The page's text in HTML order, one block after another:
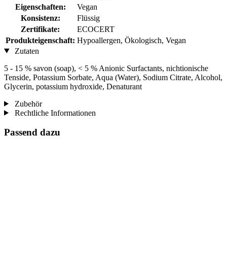
Eigenschaften:
Vegan
Konsistenz:
Flüssig
Zertifikate:
ECOCERT
Produkteigenschaft: Hypoallergen, Ökologisch, Vegan
Zutaten
5 - 15 % savon (soap), < 5 % Anionic Surfactants, nichtionische
Tenside, Potassium Sorbate, Aqua (Water), Sodium Citrate, Alcohol,
Glycerin, potassium hydroxide, Denaturant
Zubehör
Rechtliche Informationen
Passend dazu